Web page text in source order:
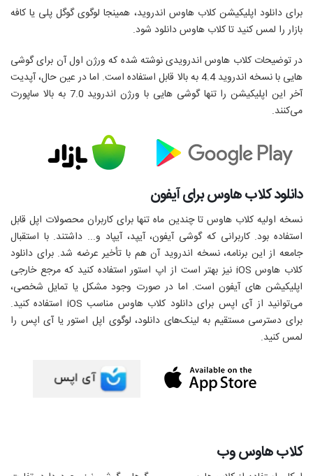
برای دانلود اپلیکیشن کلاب هاوس اندروید، همینجا لوگوی گوگل پلی یا کافه
بازار را لمس کنید تا کلاب هاوس دانلود شود.
در توضیحات کلاب هاوس اندرویدی نوشته شده که ورژن اول آن برای گوشی
هایی با نسخه اندروید 4.4 به بالا قابل استفاده است. اما در عین حال، آپدیت
آخر این اپلیکیشن را تنها گوشی هایی با ورژن اندروید 7.0 به بالا ساپورت
می‌کنند.
دانلود کلاب هاوس برای آیفون
نسخه اولیه کلاب هاوس تا چندین ماه تنها برای کاربران محصولات اپل قابل
استفاده بود. کاربرانی که گوشی آیفون، آیپد، آیپاد و... داشتند. با استقبال
جامعه از این برنامه، نسخه اندروید آن هم با تأخیر عرضه شد. برای دانلود
کلاب هاوس iOS نیز بهتر است از اپ استور استفاده کنید که مرجع خارجی
اپلیکیشن های آیفون است. اما در صورت وجود مشکل یا تمایل شخصی،
می‌توانید از آی اپس برای دانلود کلاب هاوس مناسب iOS استفاده کنید.
برای دسترسی مستقیم به لینک‌های دانلود، لوگوی اپل استور یا آی اپس را
لمس کنید.
کلاب هاوس وب